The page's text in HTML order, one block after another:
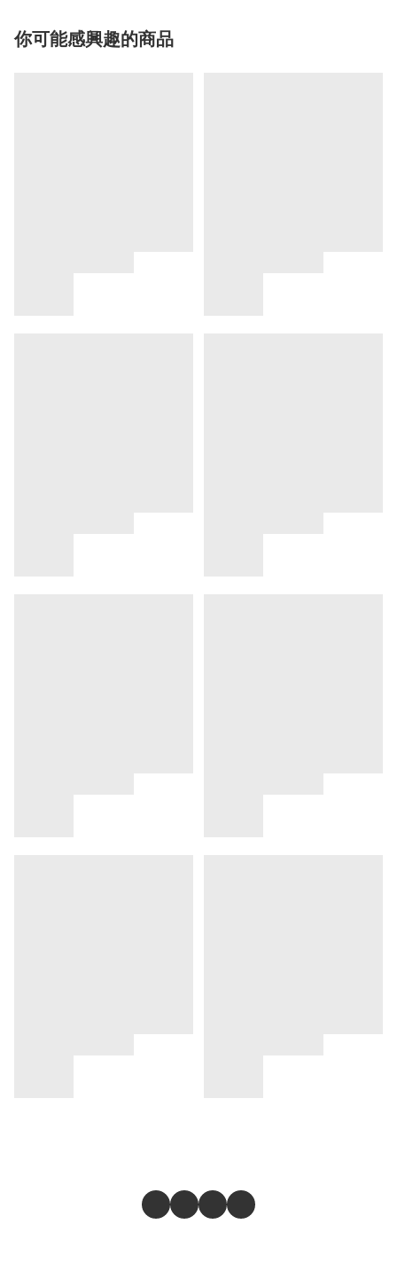
你可能感興趣的商品